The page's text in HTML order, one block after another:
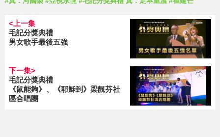
<上一集
毛記分獎典禮
男女歌手最後五強
下一集>
毛記分獎典禮
《鼠能夠》、《耶穌到》梁靚芬社
區合唱團